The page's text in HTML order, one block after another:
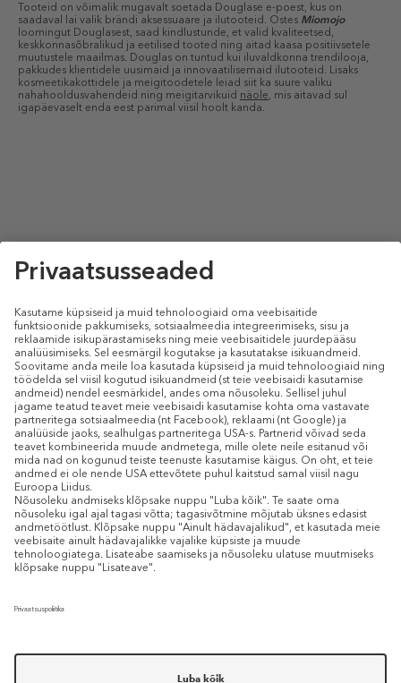
Tooteid on võimalik mugavalt soetada Douglase e-poest, kus on
saadaval lai valik brändi aksessuaare ja ilutooteid. Ostes Miomojo
loomingut Douglasest, saad kindlustunde, et valid kvaliteetsed,
keskkonnasõbralikud ja eetilised tooted ning aitad kaasa positiivsetele
muutustele maailmas. Douglas on tuntud kui iluvaldkonna trendilooja,
pakkudes klientidele uusimaid ja innovaatilisemaid ilutooteid. Lisaks
kosmeetikakottidele ja meigitoodetele leiad siit ka suure valiku
nahahooldusvahendeid ning meigitarvikuid näole, mis aitavad sul
igapäevaselt enda eest parimal viisil hoolt kanda.